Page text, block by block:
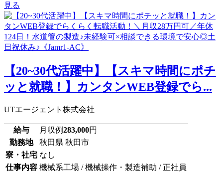
見る
【20~30代活躍中】【スキマ時間にポチ
ッと就職！】カンタンWEB登録でら...
UTエージェント株式会社
給与 月収例283,000円
勤務地
秋田県 秋田市
寮・社宅 なし
仕事内容 機械系工場 / 機械操作・製造補助 / 正社員